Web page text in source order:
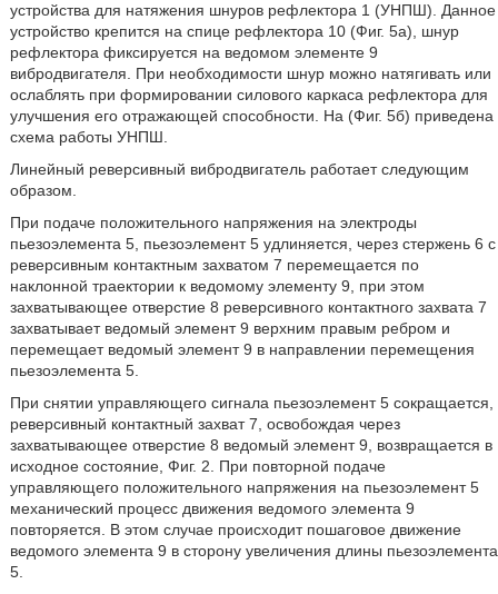
устройства для натяжения шнуров рефлектора 1 (УНПШ). Данное
устройство крепится на спице рефлектора 10 (Фиг. 5а), шнур
рефлектора фиксируется на ведомом элементе 9
вибродвигателя. При необходимости шнур можно натягивать или
ослаблять при формировании силового каркаса рефлектора для
улучшения его отражающей способности. На (Фиг. 5б) приведена
схема работы УНПШ.
Линейный реверсивный вибродвигатель работает следующим
образом.
При подаче положительного напряжения на электроды
пьезоэлемента 5, пьезоэлемент 5 удлиняется, через стержень 6 с
реверсивным контактным захватом 7 перемещается по
наклонной траектории к ведомому элементу 9, при этом
захватывающее отверстие 8 реверсивного контактного захвата 7
захватывает ведомый элемент 9 верхним правым ребром и
перемещает ведомый элемент 9 в направлении перемещения
пьезоэлемента 5.
При снятии управляющего сигнала пьезоэлемент 5 сокращается,
реверсивный контактный захват 7, освобождая через
захватывающее отверстие 8 ведомый элемент 9, возвращается в
исходное состояние, Фиг. 2. При повторной подаче
управляющего положительного напряжения на пьезоэлемент 5
механический процесс движения ведомого элемента 9
повторяется. В этом случае происходит пошаговое движение
ведомого элемента 9 в сторону увеличения длины пьезоэлемента
5.